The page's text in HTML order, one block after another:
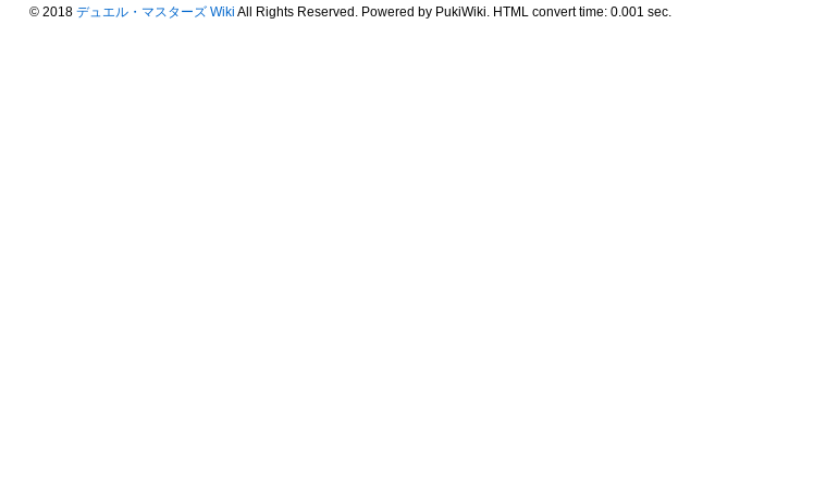
© 2018 デュエル・マスターズ Wiki All Rights Reserved. Powered by PukiWiki. HTML convert time: 0.001 sec.